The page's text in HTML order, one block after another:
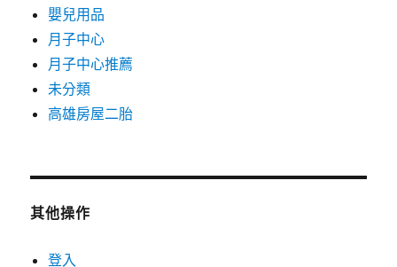
嬰兒用品
月子中心
月子中心推薦
未分類
高雄房屋二胎
其他操作
登入